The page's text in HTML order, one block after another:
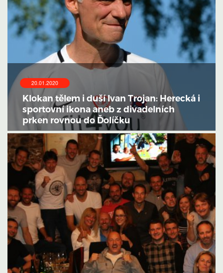
20.01.2020
Klokan tělem i duší Ivan Trojan: Herecká i
sportovní ikona aneb z divadelních
prken rovnou do Ďolíčku